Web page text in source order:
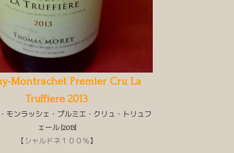
Montrachet Premier Cru La
Truffiere 2013
モンラッシェ・プルミエ・クリュ・トリュフ
ェール [2013]
【シャルドネ１００％】